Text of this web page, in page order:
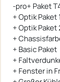
-pro+ Paket
+ Optik
+ Optik
+
+ Basic Paket
+
+ Fenster in